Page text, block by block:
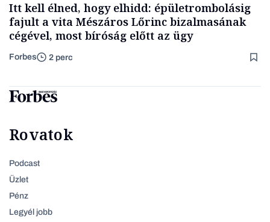
Itt kell élned, hogy elhidd: épületrombolásig
fajult a vita Mészáros Lőrinc bizalmasának
cégével, most bíróság előtt az ügy
Forbes 2 perc
Rovatok
Podcast
Üzlet
Pénz
Legyél jobb